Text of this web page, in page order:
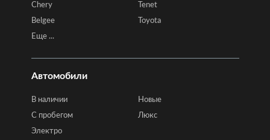
Chery
Tenet
Belgee
Toyota
Еще ...
Автомобили
В наличии
Новые
C пробегом
Люкс
Электро